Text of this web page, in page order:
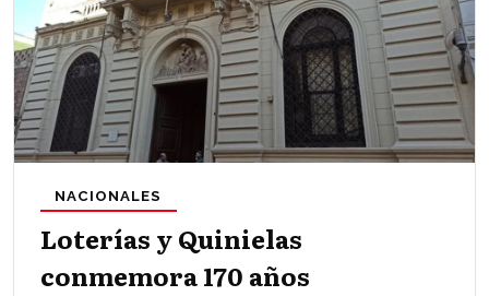
Loterías y Quinielas
conmemora 170 años
NACIONALES